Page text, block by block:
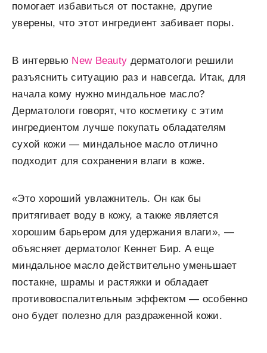
помогает избавиться от постакне, другие
уверены, что этот ингредиент забивает поры.
В интервью New Beauty дерматологи решили
разъяснить ситуацию раз и навсегда. Итак, для
начала кому нужно миндальное масло?
Дерматологи говорят, что косметику с этим
ингредиентом лучше покупать обладателям
сухой кожи — миндальное масло отлично
подходит для сохранения влаги в коже.
«Это хороший увлажнитель. Он как бы
притягивает воду в кожу, а также является
хорошим барьером для удержания влаги», —
объясняет дерматолог Кеннет Бир. А еще
миндальное масло действительно уменьшает
постакне, шрамы и растяжки и обладает
противовоспалительным эффектом — особенно
оно будет полезно для раздраженной кожи.